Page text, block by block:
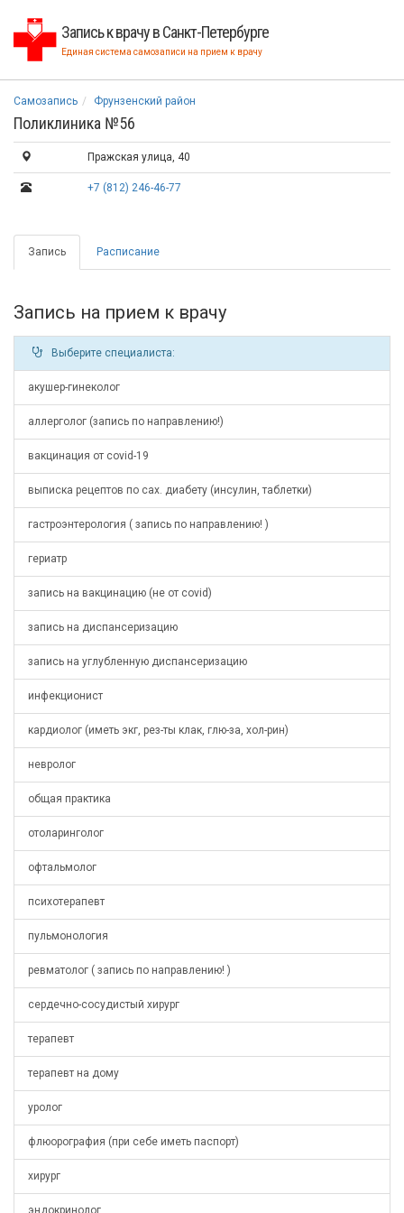
Запись к врачу в Санкт-Петербурге
Единая система самозаписи на прием к врачу
Самозапись Фрунзенский район
Поликлиника №56
Пражская улица, 40
+7 (812) 246-46-77
Запись Расписание
Запись на прием к врачу
Выберите специалиста:
акушер-гинеколог
аллерголог (запись по направлению!)
вакцинация от covid-19
выписка рецептов по сах. диабету (инсулин, таблетки)
гастроэнтерология ( запись по направлению! )
гериатр
запись на вакцинацию (не от covid)
запись на диспансеризацию
запись на углубленную диспансеризацию
инфекционист
кардиолог (иметь экг, рез-ты клак, глю-за, хол-рин)
невролог
общая практика
отоларинголог
офтальмолог
психотерапевт
пульмонология
ревматолог ( запись по направлению! )
сердечно-сосудистый хирург
терапевт
терапевт на дому
уролог
флюорография (при себе иметь паспорт)
хирург
эндокринолог